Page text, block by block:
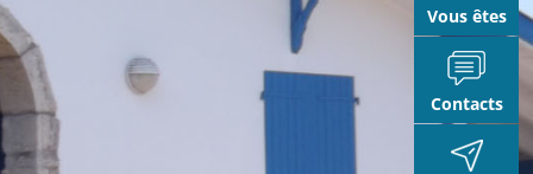
Vous êtes
Contacts